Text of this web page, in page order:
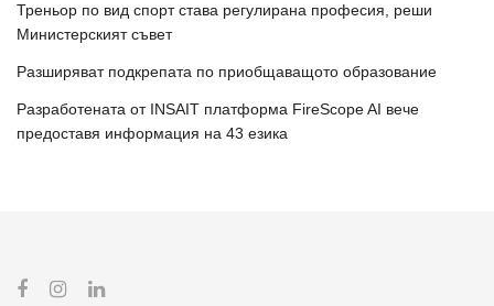
Треньор по вид спорт става регулирана професия, реши
Министерският съвет
Разширяват подкрепата по приобщаващото образование
Разработената от INSAIT платформа FireScope AI вече
предоставя информация на 43 езика